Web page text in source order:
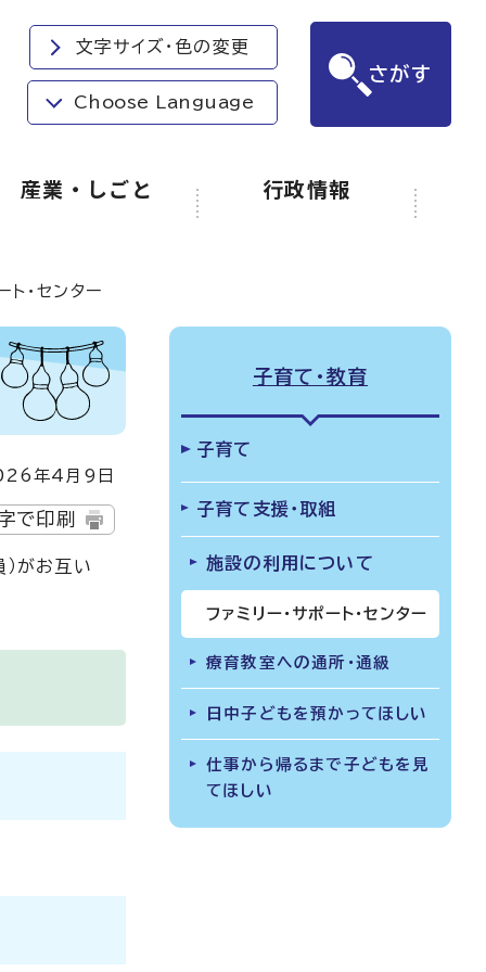
文字サイズ・色の変更
Choose Language
さがす
産業・しごと 行政情報
ト・センター
年4月9日
で印刷
がお互い
子育て・教育
子育て
子育て支援・取組
施設の利用について
ファミリー・サポート・センター
療育教室への通所・通級
日中子どもを預かってほしい
仕事から帰るまで子どもを見
てほしい